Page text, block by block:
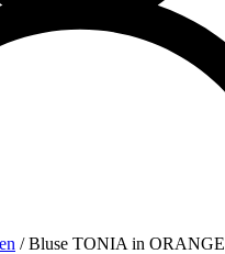
/Bluse TONIA in ORANGE